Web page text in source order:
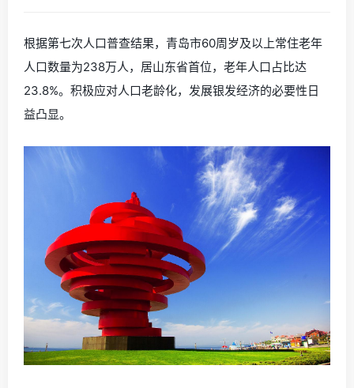
根据第七次人口普查结果，青岛市60周岁及以上常住老年
人口数量为238万人，居山东省首位，老年人口占比达
23.8%。积极应对人口老龄化，发展银发经济的必要性日
益凸显。